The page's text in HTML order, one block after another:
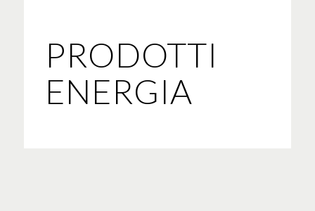
PRODOTTI
ENERGIA